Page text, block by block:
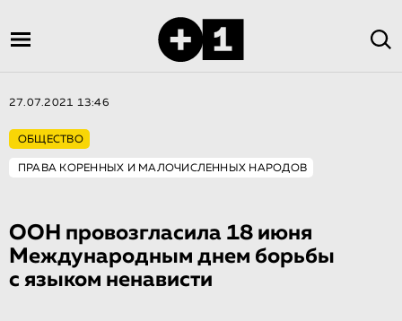
27.07.2021 13:46
ОБЩЕСТВО
ПРАВА КОРЕННЫХ И МАЛОЧИСЛЕННЫХ НАРОДОВ
ООН провозгласила 18 июня
Международным днем борьбы
с языком ненависти